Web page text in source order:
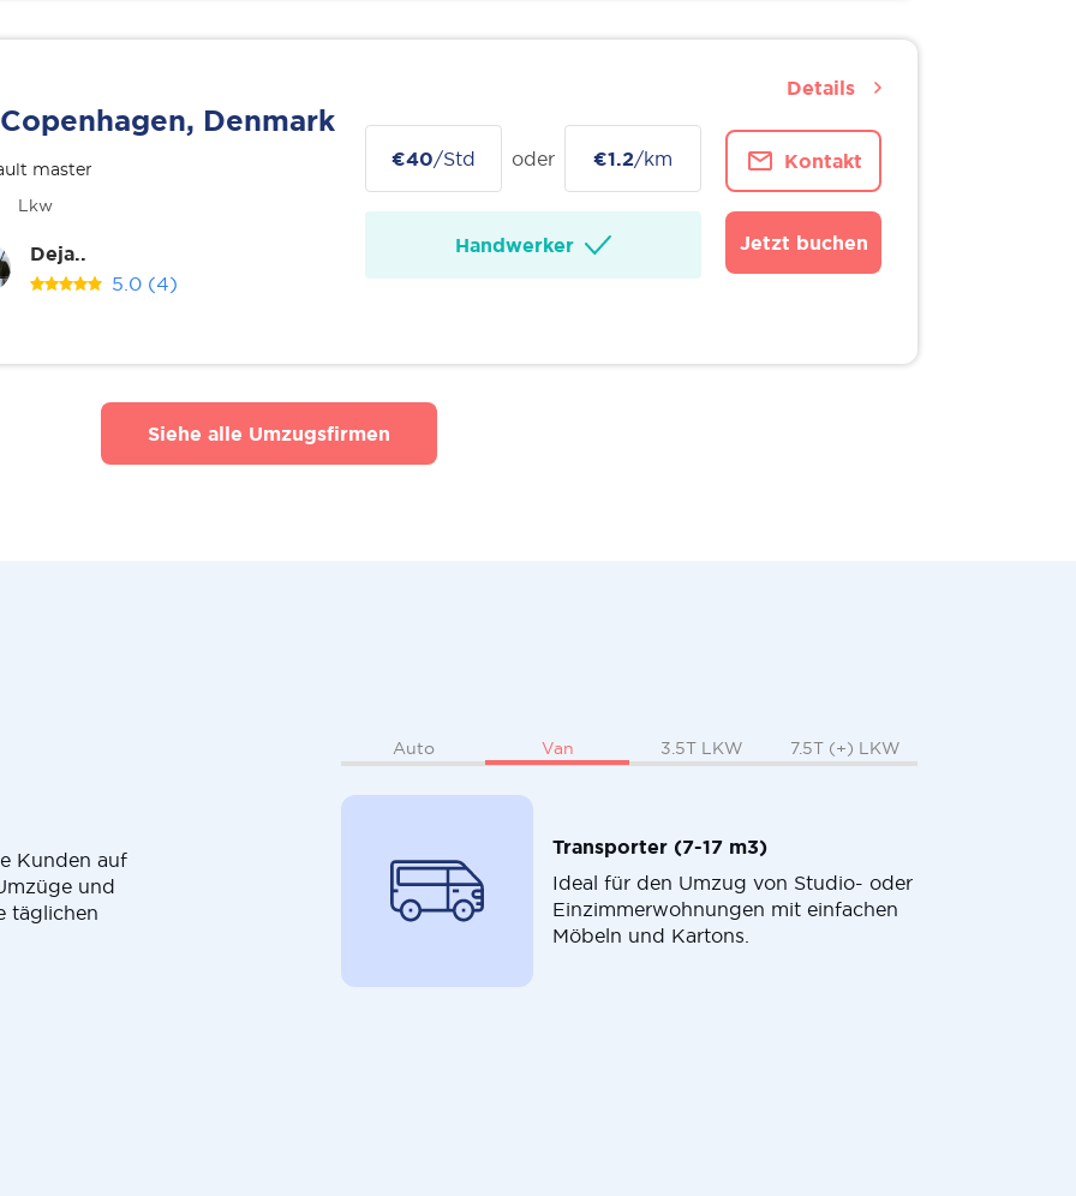
Copenhagen, Denmark
master
Lkw
Deja..
5.0 (4)
€40/Std oder €1.2/km
Handwerker
Kontakt
Jetzt buchen
Details
Siehe alle Umzugsfirmen
Kunden auf
und
täglichen
Auto Van 3.5T LKW 7.5T (+) LKW
Transporter (7-17 m3)
Ideal für den Umzug von Studio- oder
Einzimmerwohnungen mit einfachen
Möbeln und Kartons.